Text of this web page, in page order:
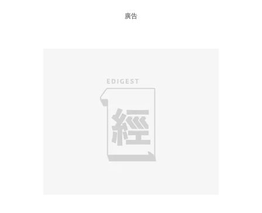
廣告